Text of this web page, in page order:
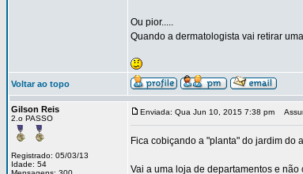
Ou pior.....
Quando a dermatologista vai retirar
Voltar ao topo
Gilson Reis
2.o PASSO
Registrado: 05/03/13
Idade: 54
Enviada: Qua Jun 10, 2015 7:38 pm
Fica cobiçando a "planta" do jardim do
Vai a uma loja de departamentos e